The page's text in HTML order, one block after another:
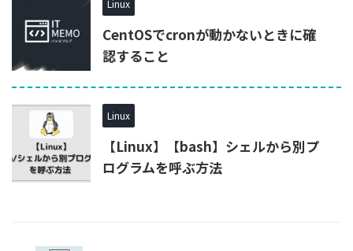
Linux
CentOSでcronが動かないときに確
認すること
Linux
【Linux】【bash】シェルから別プ
ログラムを呼ぶ方法